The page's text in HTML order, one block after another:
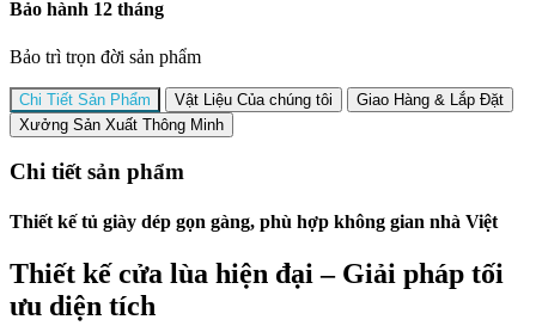
Bảo hành 12 tháng
Bảo trì trọn đời sản phẩm
Chi Tiết Sản Phẩm Vật Liệu Của chúng tôi
Giao Hàng & Lắp Đặt
Xưởng Sản Xuất Thông Minh
Chi tiết sản phẩm
Thiết kế tủ giày dép gọn gàng, phù hợp không gian nhà Việt
Thiết kế cửa lùa hiện đại – Giải pháp tối
ưu diện tích